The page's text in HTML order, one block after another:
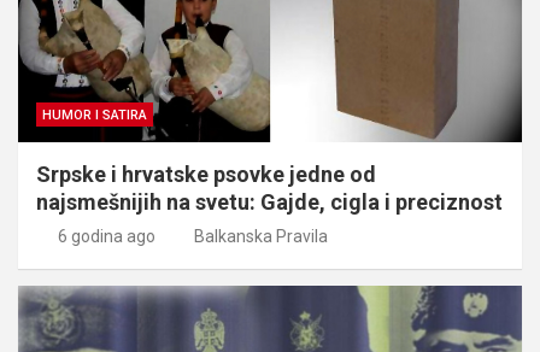
HUMOR I SATIRA
Srpske i hrvatske psovke jedne od
najsmešnijih na svetu: Gajde, cigla i preciznost
6 godina ago Balkanska Pravila